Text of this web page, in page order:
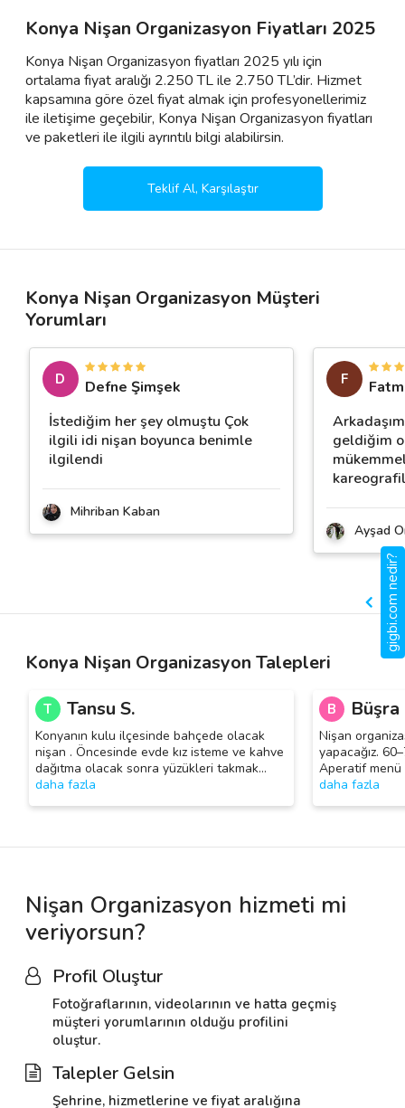
Konya Nişan Organizasyon Fiyatları 2025
Konya Nişan Organizasyon fiyatları 2025 yılı için
ortalama fiyat aralığı 2.250 TL ile 2.750 TL’dir. Hizmet
kapsamına göre özel fiyat almak için profesyonellerimiz
ile iletişime geçebilir, Konya Nişan Organizasyon fiyatları
ve paketleri ile ilgili ayrıntılı bilgi alabilirsin.
Teklif Al, Karşılaştır
Konya Nişan Organizasyon Müşteri
Yorumları
D
Defne Şimşek
İstediğim her şey olmuştu Çok
ilgili idi nişan boyunca benimle
ilgilendi
Mihriban Kaban
F
geldiğim
Ayşad
Konya Nişan Organizasyon Talepleri
T Tansu S.
Konyanın kulu ilçesinde bahçede olacak
nişan . Öncesinde evde kız isteme ve kahve
dağıtma olacak sonra yüzükleri takmak…
daha fazla
B Büşra
Nişan
yapacağız.
Aperatif menü
daha fazla
Nişan Organizasyon hizmeti mi
veriyorsun?
Profil Oluştur
Fotoğraflarının, videolarının ve hatta geçmiş
müşteri yorumlarının olduğu profilini
oluştur.
Talepler Gelsin
Şehrine, hizmetlerine ve fiyat aralığına
gigbi.com nedir?